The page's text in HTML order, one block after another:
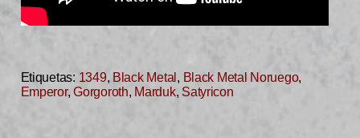
Etiquetas: 1349, Black Metal , Black Metal Noruego,
Emperor,Gorgoroth, Marduk, Satyricon